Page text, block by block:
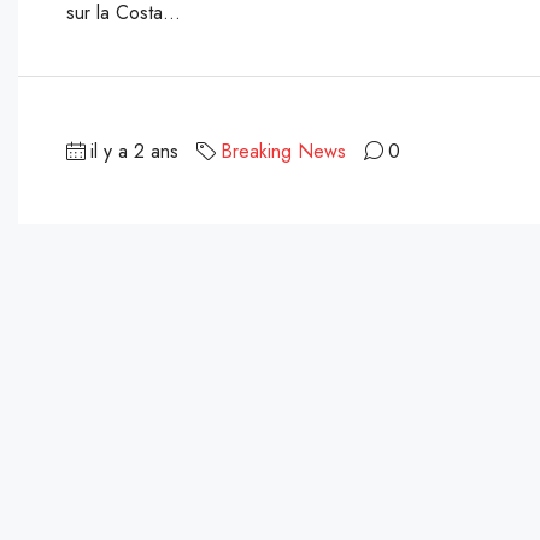
sur la Costa...
il y a 2 ans Breaking News 0